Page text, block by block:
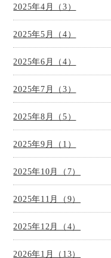
2025年4月（3）
2025年5月（4）
2025年6月（4）
2025年7月（3）
2025年8月（5）
2025年9月（1）
2025年10月（7）
2025年11月（9）
2025年12月（4）
2026年1月（13）